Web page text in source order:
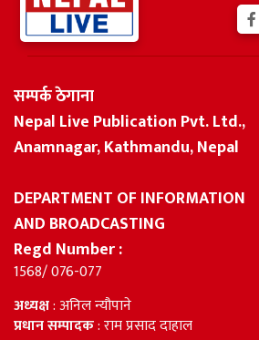
सम्पर्क ठेगाना
Nepal Live Publication Pvt. Ltd.,
Anamnagar, Kathmandu, Nepal
DEPARTMENT OF INFORMATION
AND BROADCASTING
Regd Number :
1568/ 076-077
अध्यक्ष: अनिल न्यौपाने
प्रधान सम्पादक: राम प्रसाद दाहाल